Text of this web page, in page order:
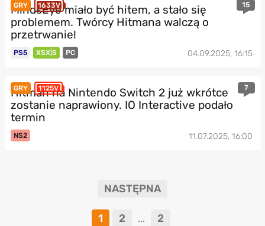
GRY 1633V 15
MindsEye miało być hitem, a stało się
problemem. Twórcy Hitmana walczą o
przetrwanie!
PS5 XSX|S PC 04.09.2025, 16:15
GRY 1125V 7
Hitman na Nintendo Switch 2 już wkrótce
zostanie naprawiony. IO Interactive podało
termin
NS2 11.07.2025, 16:00
NASTĘPNA
1 2 ... 2